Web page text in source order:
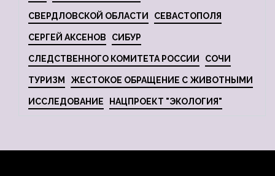
СВЕРДЛОВСКОЙ ОБЛАСТИ СЕВАСТОПОЛЯ
СЕРГЕЙ АКСЕНОВ СИБУР
СЛЕДСТВЕННОГО КОМИТЕТА РОССИИ СОЧИ
ТУРИЗМ ЖЕСТОКОЕ ОБРАЩЕНИЕ С ЖИВОТНЫМИ
ИССЛЕДОВАНИЕ НАЦПРОЕКТ "ЭКОЛОГИЯ"